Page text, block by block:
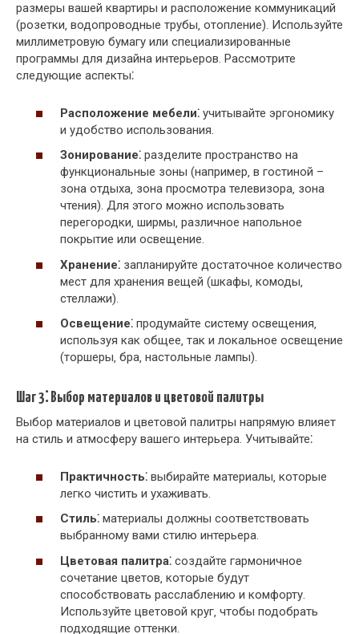
размеры вашей квартиры и расположение коммуникаций
(розетки‚ водопроводные трубы‚ отопление). Используйте
миллиметровую бумагу или специализированные
программы для дизайна интерьеров. Рассмотрите
следующие аспекты⁚
Расположение мебели⁚ учитывайте эргономику
и удобство использования.
Зонирование⁚ разделите пространство на
функциональные зоны (например‚ в гостиной –
зона отдыха‚ зона просмотра телевизора‚ зона
чтения). Для этого можно использовать
перегородки‚ ширмы‚ различное напольное
покрытие или освещение.
Хранение⁚ запланируйте достаточное количество
мест для хранения вещей (шкафы‚ комоды‚
стеллажи).
Освещение⁚ продумайте систему освещения‚
используя как общее‚ так и локальное освещение
(торшеры‚ бра‚ настольные лампы).
Шаг 3⁚ Выбор материалов и цветовой палитры
Выбор материалов и цветовой палитры напрямую влияет
на стиль и атмосферу вашего интерьера. Учитывайте⁚
Практичность⁚ выбирайте материалы‚ которые
легко чистить и ухаживать.
Стиль⁚ материалы должны соответствовать
выбранному вами стилю интерьера.
Цветовая палитра⁚ создайте гармоничное
сочетание цветов‚ которые будут
способствовать расслаблению и комфорту.
Используйте цветовой круг‚ чтобы подобрать
подходящие оттенки.